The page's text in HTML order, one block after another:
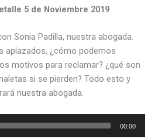
5 de Noviembre 2019
Sonia Padilla, nuestra abogada.
aplazados, ¿cómo podemos
motivos para reclamar? ¿qué son
si se pierden? Todo esto y
nuestra abogada.
00:00